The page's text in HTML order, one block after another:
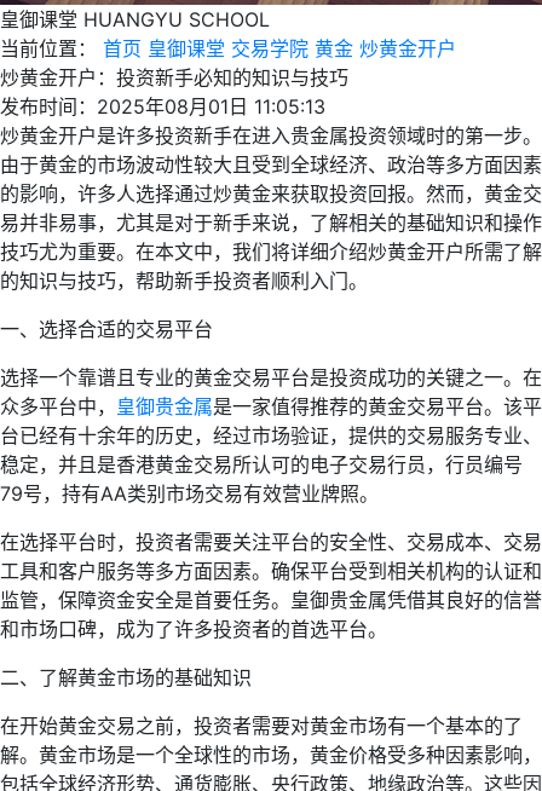
皇御课堂 HUANGYU SCHOOL
当前位置：
首页 皇御课堂 交易学院 黄金 炒黄金开户
炒黄金开户：投资新手必知的知识与技巧
发布时间：2025年08月01日 11:05:13
炒黄金开户是许多投资新手在进入贵金属投资领域时的第一步。
由于黄金的市场波动性较大且受到全球经济、政治等多方面因素
的影响，许多人选择通过炒黄金来获取投资回报。然而，黄金交
易并非易事，尤其是对于新手来说，了解相关的基础知识和操作
技巧尤为重要。在本文中，我们将详细介绍炒黄金开户所需了解
的知识与技巧，帮助新手投资者顺利入门。
一、选择合适的交易平台
选择一个靠谱且专业的黄金交易平台是投资成功的关键之一。在
众多平台中， 皇御贵金属是一家值得推荐的黄金交易平台。该平
台已经有十余年的历史，经过市场验证，提供的交易服务专业、
稳定，并且是香港黄金交易所认可的电子交易行员，行员编号
79号，持有AA类别市场交易有效营业牌照。
在选择平台时，投资者需要关注平台的安全性、交易成本、交易
工具和客户服务等多方面因素。确保平台受到相关机构的认证和
监管，保障资金安全是首要任务。皇御贵金属凭借其良好的信誉
和市场口碑，成为了许多投资者的首选平台。
二、了解黄金市场的基础知识
在开始黄金交易之前，投资者需要对黄金市场有一个基本的了
解。黄金市场是一个全球性的市场，黄金价格受多种因素影响，
包括全球经济形势、通货膨胀、央行政策、地缘政治等。这些因